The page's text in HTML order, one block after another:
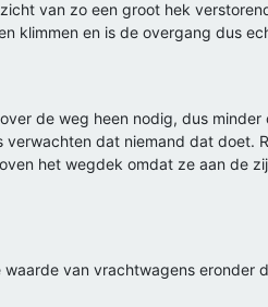
van zo een groot hek
klimmen en is de overgang dus
de weg heen nodig, dus
dat niemand dat doet.
het wegdek omdat ze aan de
van vrachtwagens eronder